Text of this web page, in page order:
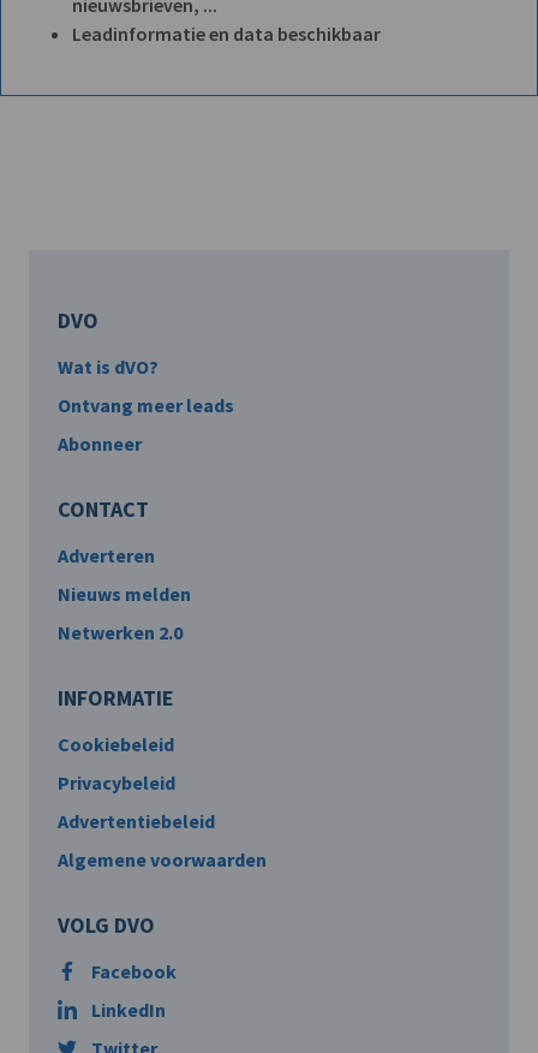
Leadinformatie en data beschikbaar
DVO
Wat is dVO?
Ontvang meer leads
Abonneer
CONTACT
Adverteren
Nieuws melden
Netwerken 2.0
INFORMATIE
Cookiebeleid
Privacybeleid
Advertentiebeleid
Algemene voorwaarden
VOLG DVO
Facebook
LinkedIn
Twitter